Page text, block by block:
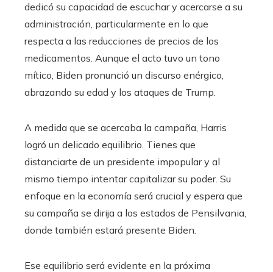
dedicó su capacidad de escuchar y acercarse a su
administración, particularmente en lo que
respecta a las reducciones de precios de los
medicamentos. Aunque el acto tuvo un tono
mítico, Biden pronunció un discurso enérgico,
abrazando su edad y los ataques de Trump.
A medida que se acercaba la campaña, Harris
logró un delicado equilibrio. Tienes que
distanciarte de un presidente impopular y al
mismo tiempo intentar capitalizar su poder. Su
enfoque en la economía será crucial y espera que
su campaña se dirija a los estados de Pensilvania,
donde también estará presente Biden.
Ese equilibrio será evidente en la próxima